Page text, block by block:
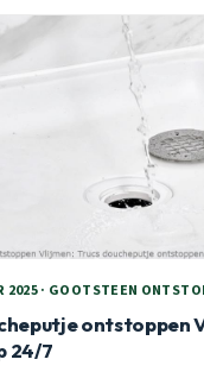
2025 · GOOTSTEEN
ontstoppen
24/7